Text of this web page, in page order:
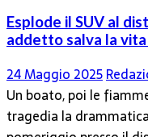
Esplode il SUV al
addetto salva la
24 Maggio 2025
Un boato, poi le
tragedia la